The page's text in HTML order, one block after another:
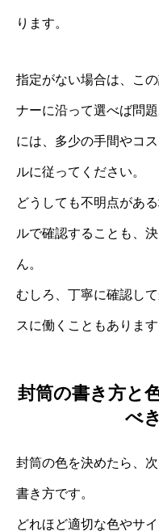
ります。
指定がない場合は、こ
ナーに沿って選べば問
には、多少の手間やコ
ルに従ってください。
どうしても不明点があ
ルで確認することも、
ん。
むしろ、丁寧に確認し
スに働くこともあります
封筒の書き方と
べ
封筒の色を決めたら、
書き方です。
どれほど適切な色やサ